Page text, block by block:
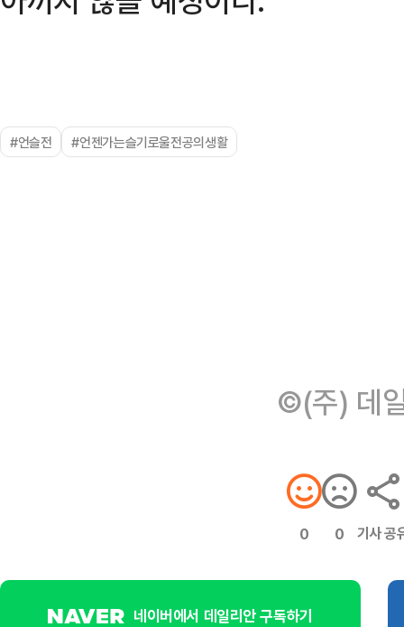
#언슬전 #언젠가는슬기로울전공의생활
©(주) 데
0 0 기사 공
네이버에서 데일리안 구독하기